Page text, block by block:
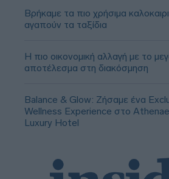
Βρήκαμε τα πιο χρήσιμα
αγαπούν τα ταξίδια
Η πιο οικονομική αλλαγή με το
αποτέλεσμα στη διακόσμηση
Balance & Glow: Ζήσαμε ένα
Wellness Experience στο
Luxury Hotel